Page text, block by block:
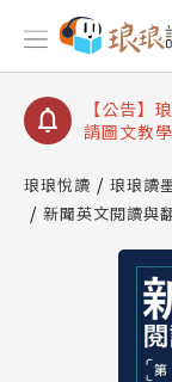
【公告】
【公告】
【公告】
請圖文教學
查詢
【公告】
琅琅悅讀 琅琅讀
新聞英文閱讀與